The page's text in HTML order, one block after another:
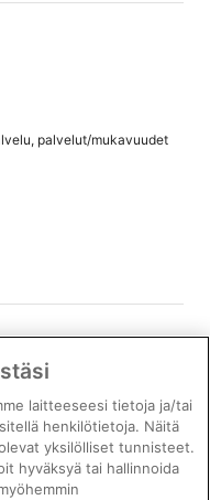
palvelut/mukavuudet
ja majoituspaikan kunto
laitteeseesi tietoja ja/tai
henkilötietoja. Näitä
yksilölliset tunnisteet.
hyväksyä tai hallinnoida